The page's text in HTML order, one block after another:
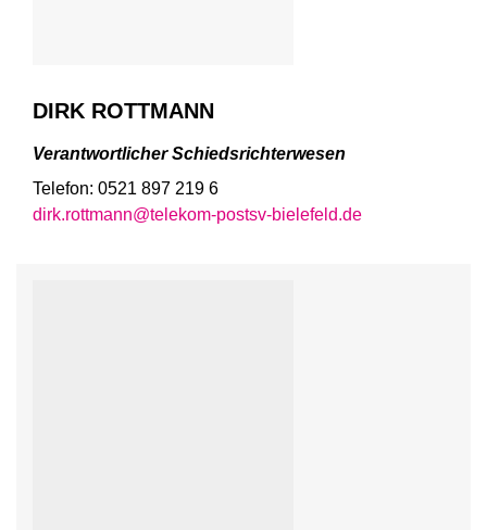
DIRK ROTTMANN
Verantwortlicher Schiedsrichterwesen
Telefon: 0521 897 219 6
dirk.rottmann@telekom-postsv-bielefeld.de